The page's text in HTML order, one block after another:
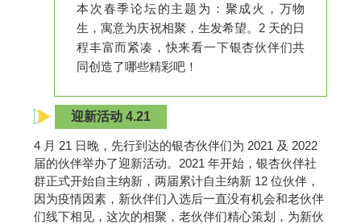
本次春季论坛的主题为：聚成火，万物
生，寓意为庆祝相聚，生发希望。2 天的日
程丰富而紧凑，快来看一下银杏伙伴们共
同创造了哪些精彩吧！
迎新活动 4.21
4 月 21 日晚，先行到达的银杏伙伴们为 2021 及 2022
届的伙伴举办了迎新活动。2021 年开始，银杏伙伴社
群正式开始自主纳新，两届累计自主纳新 12 位伙伴，
因为疫情因素，新伙伴们入选后一直没有机会和老伙伴
们线下相见，这次的相聚，老伙伴们精心策划，为新伙